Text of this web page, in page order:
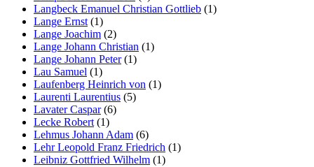
Langbeck Emanuel Christian Gottlieb (1)
Lange Ernst (1)
Lange Joachim (2)
Lange Johann Christian (1)
Lange Johann Peter(1)
Lau Samuel (1)
Laufenberg Heinrich von (1)
Laurenti Laurentius (5)
Lavater Caspar(6)
Lecke Robert (1)
Lehmus Johann Adam (6)
Lehr Leopold Franz Friedrich (1)
Leibniz Gottfried Wilhelm (1)